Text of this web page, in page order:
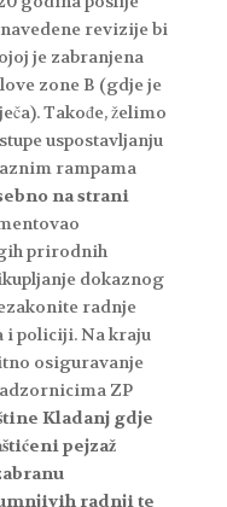
revizije bi
je zabranjena
zone B (gdje je
Takođe, želimo
uspostavljanju
rampama
na strani
prirodnih
dokaznog
radnje
i policiji. Na kraju
osiguravanje
ZP
Kladanj gdje
pejzaž
radnji te